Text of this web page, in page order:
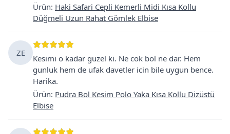
Ürün: Haki Safari Cepli Kemerli Midi Kısa Kollu
Düğmeli Uzun Rahat Gömlek Elbise
ZE
Kesimi o kadar guzel ki. Ne cok bol ne dar. Hem
gunluk hem de ufak davetler icin bile uygun bence.
Harika.
Ürün: Pudra Bol Kesim Polo Yaka Kısa Kollu Dizüstü
Elbise